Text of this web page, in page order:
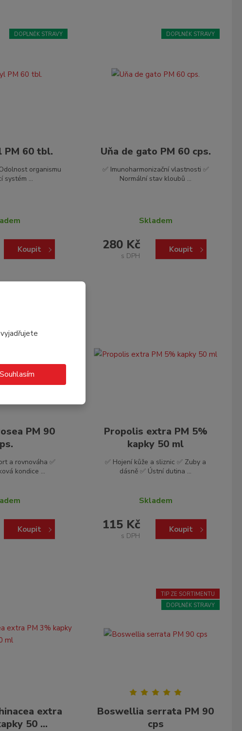
Souhlasím
DOPLNĚK STRAVY
PM 60 tbl.
organismu
systém ...
Koupit
DOPLNĚK STRAVY
Uňa de gato PM 60 cps.
✅ Imunoharmonizační vlastnosti ✅
Normální stav kloubů ...
Skladem
280 Kč
s DPH
Koupit
PM 90
a rovnováha ✅
kondice ...
Koupit
Propolis extra PM 5%
kapky 50 ml
✅ Hojení kůže a sliznic ✅ Zuby a
dásně ✅ Ústní dutina ...
Skladem
115 Kč
s DPH
Koupit
extra
50 ...
TIP ZE SORTIMENTU
DOPLNĚK STRAVY
Boswellia serrata PM 90
cps